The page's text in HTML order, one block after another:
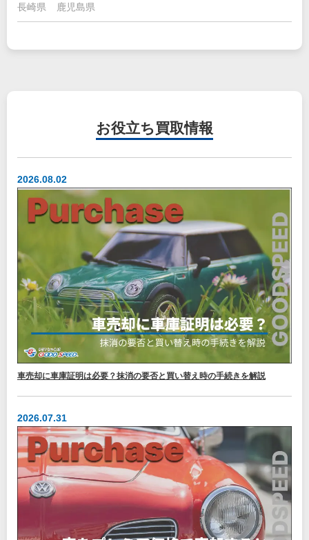
長崎県 鹿児島県
お役立ち 買取情報
2026.08.02
車売却に車庫証明は必要？抹消の要否と買い替え時の手続きを解説
2026.07.31